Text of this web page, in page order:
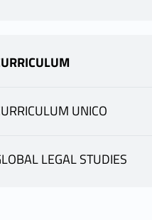
UNICO
LEGAL STUDIES